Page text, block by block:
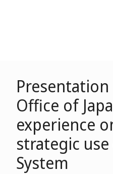
Office of
experience
strategic
System